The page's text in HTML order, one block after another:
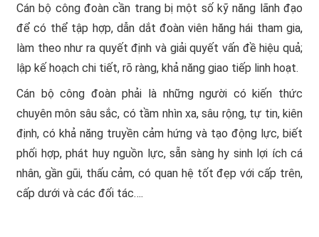
Cán bộ công đoàn cần trang bị một số kỹ năng lãnh đạo
để có thể tập hợp, dẫn dắt đoàn viên hăng hái tham gia,
làm theo như ra quyết định và giải quyết vấn đề hiệu quả;
lập kế hoạch chi tiết, rõ ràng, khả năng giao tiếp linh hoạt.
Cán bộ công đoàn phải là những người có kiến thức
chuyên môn sâu sắc, có tầm nhìn xa, sâu rộng, tự tin, kiên
định, có khả năng truyền cảm hứng và tạo động lực, biết
phối hợp, phát huy nguồn lực, sẵn sàng hy sinh lợi ích cá
nhân, gần gũi, thấu cảm, có quan hệ tốt đẹp với cấp trên,
cấp dưới và các đối tác….